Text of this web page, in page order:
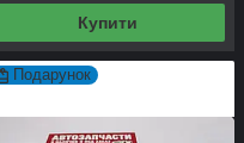
Купити
Подарунок